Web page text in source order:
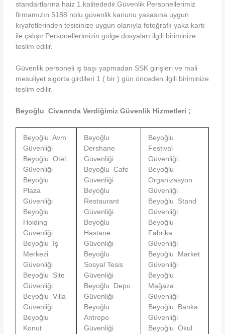
standartlarına haiz 1.kalitededir.Güvenlik Personellerimiz
firmamızın 5188 nolu güvenlik kanunu yasasına uygun
kıyafetlerinden tesisinize uygun olanıyla fotoğraflı yaka kartı
ile çalışır.Personellerimizin gölge dosyaları ilgili biriminize
teslim edilir.
Güvenlik personeli iş başı yapmadan SSK girişleri ve mali
mesuliyet sigorta girdileri 1 ( bir ) gün önceden ilgili biriminize
teslim edilir.
Beyoğlu Civarında Verdiğimiz Güvenlik Hizmetleri ;
Beyoğlu Avm
Güvenliği
Beyoğlu Otel
Güvenliği
Beyoğlu
Plaza
Güvenliği
Beyoğlu
Holding
Güvenliği
Beyoğlu İş
Merkezi
Güvenliği
Beyoğlu Site
Güvenliği
Beyoğlu Villa
Güvenliği
Beyoğlu
Konut
Beyoğlu
Dershane
Güvenliği
Beyoğlu Cafe
Güvenliği
Beyoğlu
Restaurant
Güvenliği
Beyoğlu
Hastane
Güvenliği
Beyoğlu
Sosyal Tesis
Güvenliği
Beyoğlu Depo
Güvenliği
Beyoğlu
Antrepo
Güvenliği
Beyoğlu
Festival
Güvenliği
Beyoğlu
Organizasyon
Güvenliği
Beyoğlu Stand
Güvenliği
Beyoğlu
Fabrika
Güvenliği
Beyoğlu Market
Güvenliği
Beyoğlu
Mağaza
Güvenliği
Beyoğlu Banka
Güvenliği
Beyoğlu Okul